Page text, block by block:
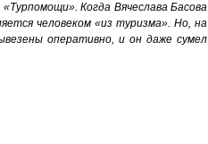
Когда Вячеслава Басова
человеком «из туризма». Но, на
оперативно, и он даже сумел